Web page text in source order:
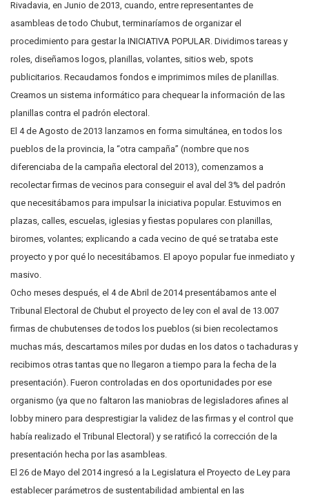
Rivadavia, en Junio de 2013, cuando, entre representantes de
asambleas de todo Chubut, terminaríamos de organizar el
procedimiento para gestar la INICIATIVA POPULAR. Dividimos tareas y
roles, diseñamos logos, planillas, volantes, sitios web, spots
publicitarios. Recaudamos fondos e imprimimos miles de planillas.
Creamos un sistema informático para chequear la información de las
planillas contra el padrón electoral.
El 4 de Agosto de 2013 lanzamos en forma simultánea, en todos los
pueblos de la provincia, la “otra campaña” (nombre que nos
diferenciaba de la campaña electoral del 2013), comenzamos a
recolectar firmas de vecinos para conseguir el aval del 3% del padrón
que necesitábamos para impulsar la iniciativa popular. Estuvimos en
plazas, calles, escuelas, iglesias y fiestas populares con planillas,
biromes, volantes; explicando a cada vecino de qué se trataba este
proyecto y por qué lo necesitábamos. El apoyo popular fue inmediato y
masivo.
Ocho meses después, el 4 de Abril de 2014 presentábamos ante el
Tribunal Electoral de Chubut el proyecto de ley con el aval de 13.007
firmas de chubutenses de todos los pueblos (si bien recolectamos
muchas más, descartamos miles por dudas en los datos o tachaduras y
recibimos otras tantas que no llegaron a tiempo para la fecha de la
presentación). Fueron controladas en dos oportunidades por ese
organismo (ya que no faltaron las maniobras de legisladores afines al
lobby minero para desprestigiar la validez de las firmas y el control que
había realizado el Tribunal Electoral) y se ratificó la corrección de la
presentación hecha por las asambleas.
El 26 de Mayo del 2014 ingresó a la Legislatura el Proyecto de Ley para
establecer parámetros de sustentabilidad ambiental en las